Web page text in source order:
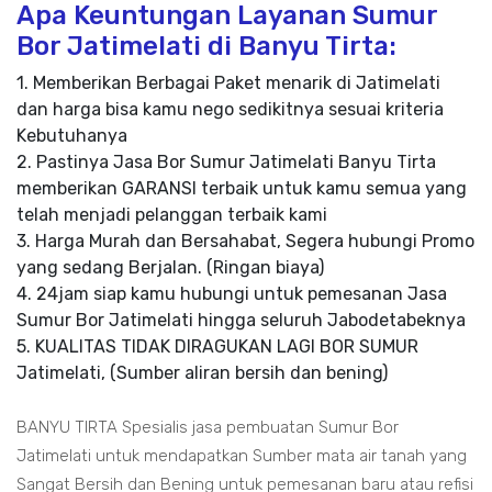
Apa Keuntungan Layanan Sumur
Bor Jatimelati di Banyu Tirta:
1. Memberikan Berbagai Paket menarik di Jatimelati
dan harga bisa kamu nego sedikitnya sesuai kriteria
Kebutuhanya
2. Pastinya Jasa Bor Sumur Jatimelati Banyu Tirta
memberikan GARANSI terbaik untuk kamu semua yang
telah menjadi pelanggan terbaik kami
3. Harga Murah dan Bersahabat, Segera hubungi Promo
yang sedang Berjalan. (Ringan biaya)
4. 24jam siap kamu hubungi untuk pemesanan Jasa
Sumur Bor Jatimelati hingga seluruh Jabodetabeknya
5. KUALITAS TIDAK DIRAGUKAN LAGI BOR SUMUR
Jatimelati, (Sumber aliran bersih dan bening)
BANYU TIRTA Spesialis jasa pembuatan Sumur Bor
Jatimelati untuk mendapatkan Sumber mata air tanah yang
Sangat Bersih dan Bening untuk pemesanan baru atau refisi